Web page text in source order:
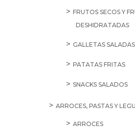
FRUTOS SECOS Y
DESHIDRATADAS
GALLETAS
PATATAS FRITAS
SNACKS SALADOS
ARROCES, PASTAS Y
ARROCES